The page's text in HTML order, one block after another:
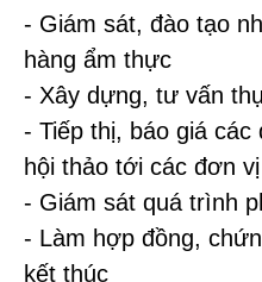
- Giám sát, đào tạo
hàng ẩm thực
- Xây dựng, tư vấn
- Tiếp thị, báo giá các
hội thảo tới các đơn vị
- Giám sát quá trình
- Làm hợp đồng,
kết thúc